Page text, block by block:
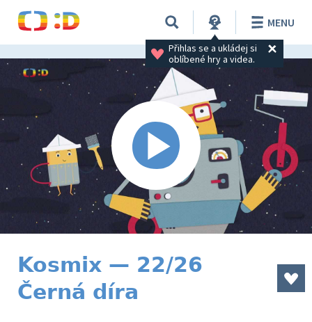
Přihlas se a ukládej si
oblíbené hry a videa.
MENU
Kosmix — 22/26
Černá díra